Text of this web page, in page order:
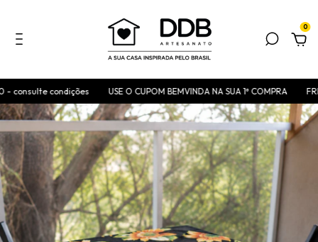
0
consulte condições USE O CUPOM BEMVINDA NA SUA 1ª COMPRA